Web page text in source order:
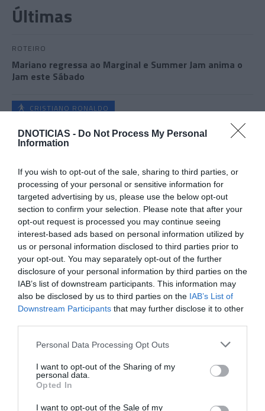
DNOTICIAS - Do Not Process My Personal
Information
If you wish to opt-out of the sale, sharing to third parties, or
processing of your personal or sensitive information for
targeted advertising by us, please use the below opt-out
section to confirm your selection. Please note that after your
opt-out request is processed you may continue seeing
interest-based ads based on personal information utilized by
us or personal information disclosed to third parties prior to
your opt-out. You may separately opt-out of the further
disclosure of your personal information by third parties on the
IAB’s list of downstream participants. This information may
also be disclosed by us to third parties on the IAB’s List of
Downstream Participants that may further disclose it to other
Please note that this website/app uses one or more Google
not limited to your visit or usage behaviour. You may click to
grant or deny consent to Google and its third-party tags to
use your data for below specified purposes in below Google
consent section.
Personal Data Processing Opt Outs
I want to opt-out of the Sharing of my
personal data.
Opted In
I want to opt-out of the Sale of my
Últimas
ROTEIRO
Mariano regressa ao Marginal e Summer Jam anima o
Jam este Sábado
CRISTIANO RONALDO
“Muda o corpo de todas as mulheres”
Conheça a programação de fim-de-semana dos hotéis
da colecção Savoy Signature